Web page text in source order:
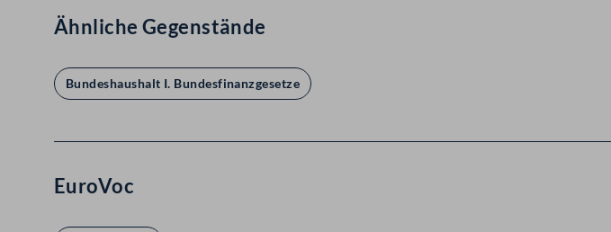
Ähnliche Gegenstände
Bundeshaushalt I. Bundesfinanzgesetze
EuroVoc